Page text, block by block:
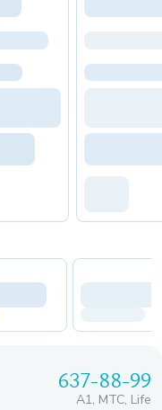
637-88-99
A1, МТС, Life